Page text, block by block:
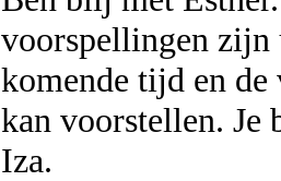
voorspellingen zijn
komende tijd en
kan voorstellen. Je
Iza.